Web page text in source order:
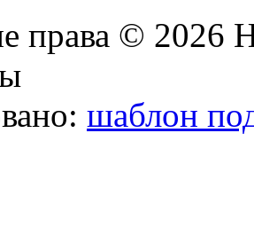
права © 2026
шаблон